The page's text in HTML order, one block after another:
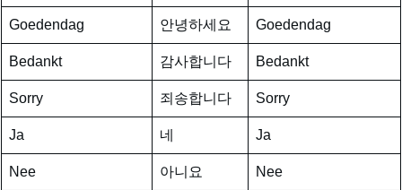
Goedendag 안녕하세요 Goedendag
Bedankt 감사합니다 Bedankt
Sorry 죄송합니다 Sorry
Ja 네 Ja
Nee 아니요 Nee